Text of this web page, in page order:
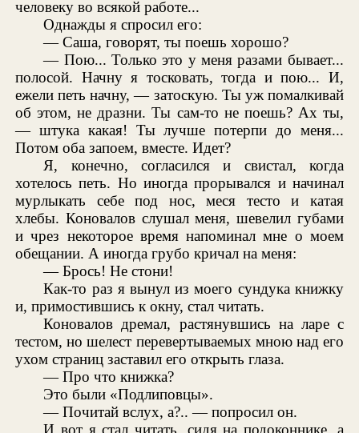
человеку во всякой работе...
Однажды я спросил его:
— Саша, говорят, ты поешь хорошо?
— Пою... Только это у меня разами бывает...
полосой. Начну я тосковать, тогда и пою... И,
ежели петь начну, — затоскую. Ты уж помалкивай
об этом, не дразни. Ты сам-то не поешь? Ах ты,
— штука какая! Ты лучше потерпи до меня...
Потом оба запоем, вместе. Идет?
Я, конечно, согласился и свистал, когда
хотелось петь. Но иногда прорывался и начинал
мурлыкать себе под нос, меся тесто и катая
хлебы. Коновалов слушал меня, шевелил губами
и чрез некоторое время напоминал мне о моем
обещании. А иногда грубо кричал на меня:
— Брось! Не стони!
Как-то раз я вынул из моего сундука книжку
и, примостившись к окну, стал читать.
Коновалов дремал, растянувшись на ларе с
тестом, но шелест перевертываемых мною над его
ухом страниц заставил его открыть глаза.
— Про что книжка?
Это были «Подлиповцы».
— Почитай вслух, а?.. — попросил он.
И вот я стал читать, сидя на подоконнике, а